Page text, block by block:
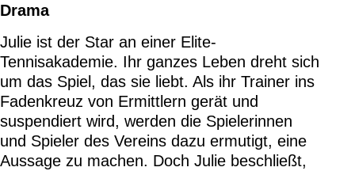
Drama
Julie ist der Star an einer Elite-
Tennisakademie. Ihr ganzes Leben dreht sich
um das Spiel, das sie liebt. Als ihr Trainer ins
Fadenkreuz von Ermittlern gerät und
suspendiert wird, werden die Spielerinnen
und Spieler des Vereins dazu ermutigt, eine
Aussage zu machen. Doch Julie beschließt,